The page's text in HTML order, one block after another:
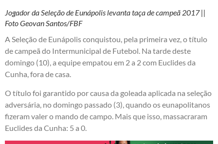
Jogador da Seleção de Eunápolis levanta taça de campeã 2017 ||
Foto Geovan Santos/FBF
A Seleção de Eunápolis conquistou, pela primeira vez, o título
de campeã do Intermunicipal de Futebol. Na tarde deste
domingo (10), a equipe empatou em 2 a 2 com Euclides da
Cunha, fora de casa.
O título foi garantido por causa da goleada aplicada na seleção
adversária, no domingo passado (3), quando os eunapolitanos
fizeram valer o mando de campo. Mais que isso, massacraram
Euclides da Cunha: 5 a 0.